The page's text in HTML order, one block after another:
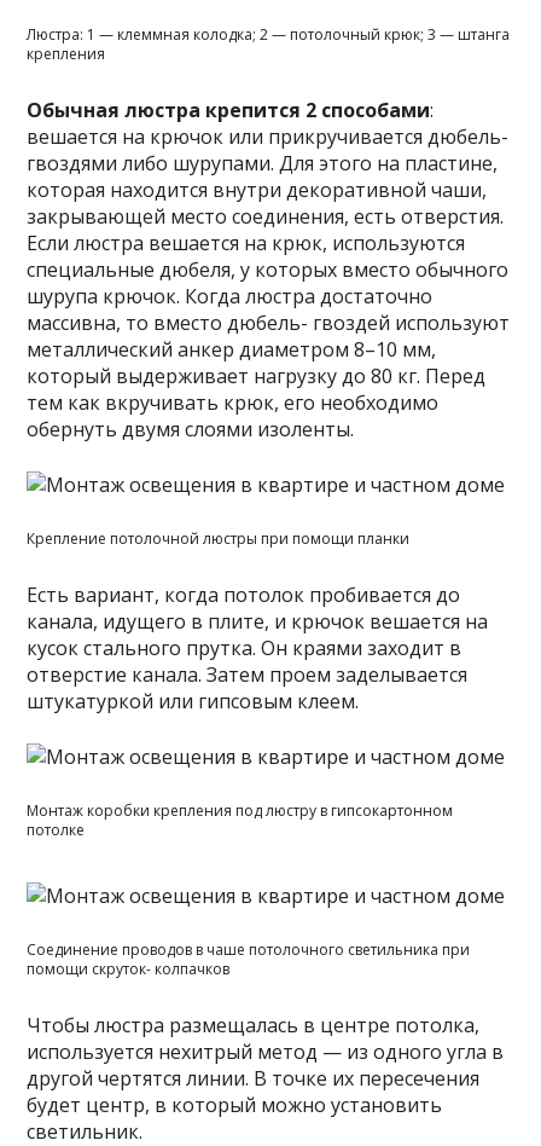
Люстра: 1 — клеммная колодка; 2 — потолочный крюк; 3 — штанга
крепления
Обычная люстра крепится 2 способами:
вешается на крючок или прикручивается дюбель-
гвоздями либо шурупами. Для этого на пластине,
которая находится внутри декоративной чаши,
закрывающей место соединения, есть отверстия.
Если люстра вешается на крюк, используются
специальные дюбеля, у которых вместо обычного
шурупа крючок. Когда люстра достаточно
массивна, то вместо дюбель- гвоздей используют
металлический анкер диаметром 8–10 мм,
который выдерживает нагрузку до 80 кг. Перед
тем как вкручивать крюк, его необходимо
обернуть двумя слоями изоленты.
Крепление потолочной люстры при помощи планки
Есть вариант, когда потолок пробивается до
канала, идущего в плите, и крючок вешается на
кусок стального прутка. Он краями заходит в
отверстие канала. Затем проем заделывается
штукатуркой или гипсовым клеем.
Монтаж коробки крепления под люстру в гипсокартонном
потолке
Соединение проводов в чаше потолочного светильника при
помощи скруток- колпачков
Чтобы люстра размещалась в центре потолка,
используется нехитрый метод — из одного угла в
другой чертятся линии. В точке их пересечения
будет центр, в который можно установить
светильник.